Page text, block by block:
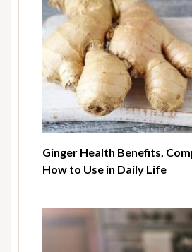
Ginger Health Benefits,
How to Use in Daily Life